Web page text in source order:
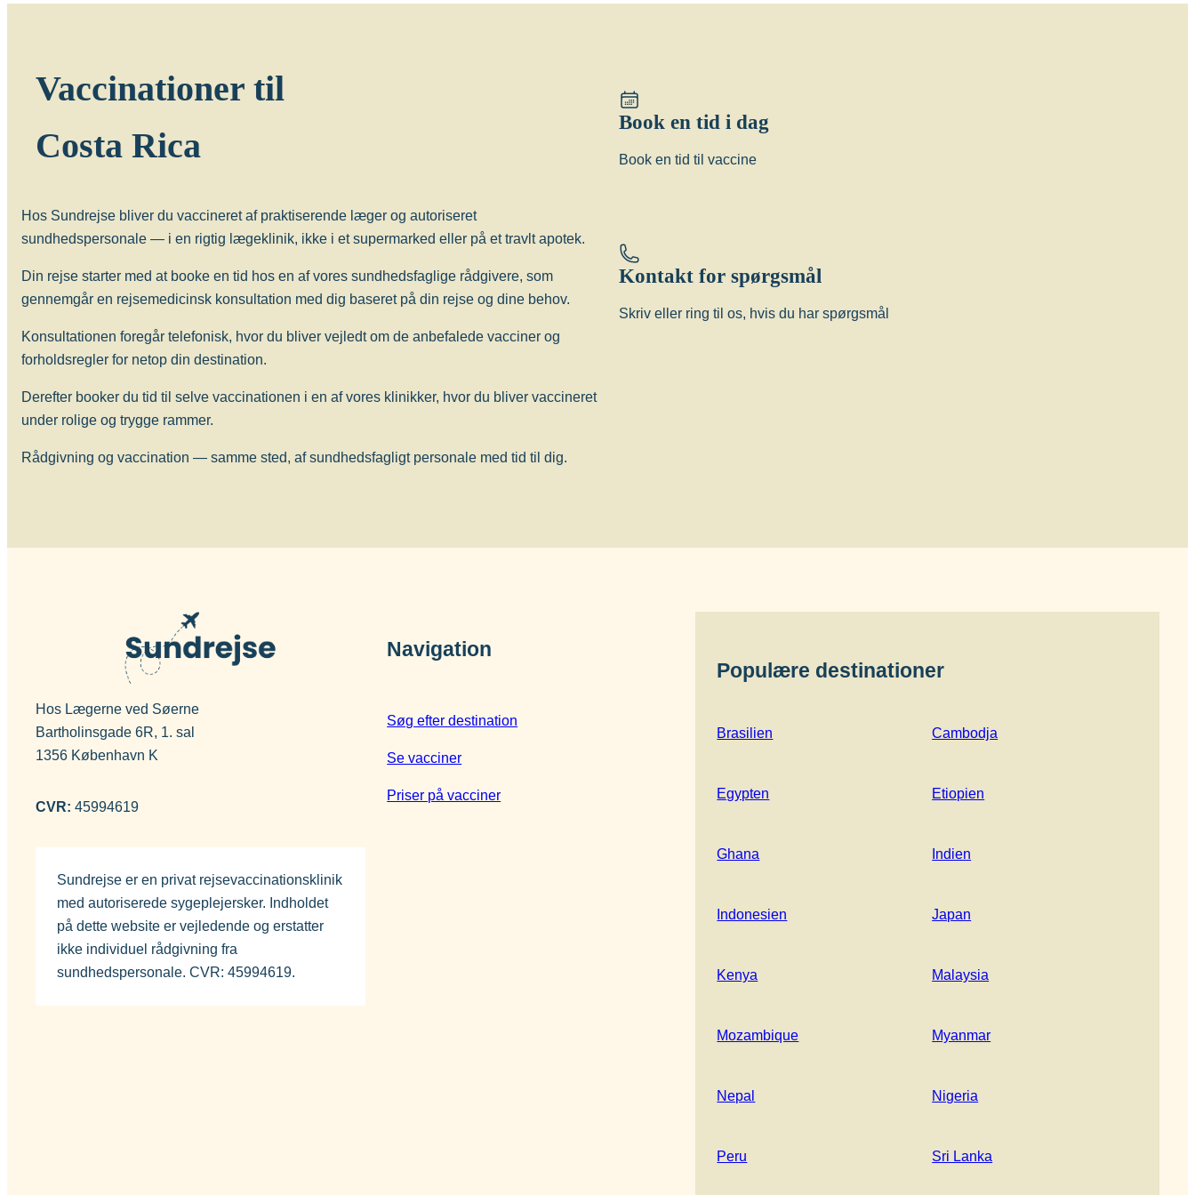
Vaccinationer til
Costa Rica
Hos Sundrejse bliver du vaccineret af praktiserende læger og autoriseret
sundhedspersonale — i en rigtig lægeklinik, ikke i et supermarked eller på et travlt apotek.
Din rejse starter med at booke en tid hos en af vores sundhedsfaglige rådgivere, som
gennemgår en rejsemedicinsk konsultation med dig baseret på din rejse og dine behov.
Konsultationen foregår telefonisk, hvor du bliver vejledt om de anbefalede vacciner og
forholdsregler for netop din destination.
Derefter booker du tid til selve vaccinationen i en af vores klinikker, hvor du bliver vaccineret
under rolige og trygge rammer.
Rådgivning og vaccination — samme sted, af sundhedsfagligt personale med tid til dig.
Book en tid i dag
Book en tid til vaccine
Kontakt for spørgsmål
Skriv eller ring til os, hvis du har spørgsmål
Hos Lægerne ved Søerne
Bartholinsgade 6R, 1. sal
1356 København K
CVR: 45994619
Sundrejse er en privat rejsevaccinationsklinik
med autoriserede sygeplejersker. Indholdet
på dette website er vejledende og erstatter
ikke individuel rådgivning fra
sundhedspersonale. CVR: 45994619.
Navigation
Søg efter destination
Se vacciner
Priser på vacciner
Populære destinationer
Brasilien Cambodja
Egypten Etiopien
Ghana Indien
Indonesien Japan
Kenya Malaysia
Mozambique Myanmar
Nepal Nigeria
Peru Sri Lanka